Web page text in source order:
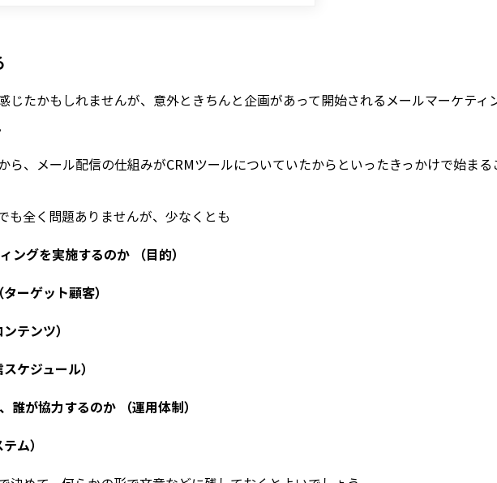
じたかもしれませんが、意外ときちんと企画があって開始されるメールマーケティ
ら、メール配信の仕組みがCRMツールについていたからといったきっかけで始まる
も全く問題ありませんが、少なくとも
ングを実施するのか （目的）
ーゲット顧客）
テンツ）
ケジュール）
誰が協力するのか （運用体制）
ム）